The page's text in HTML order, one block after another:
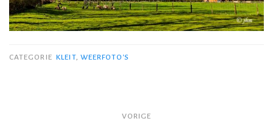
CATEGORIE KLEIT, WEERFOTO'S
VORIGE